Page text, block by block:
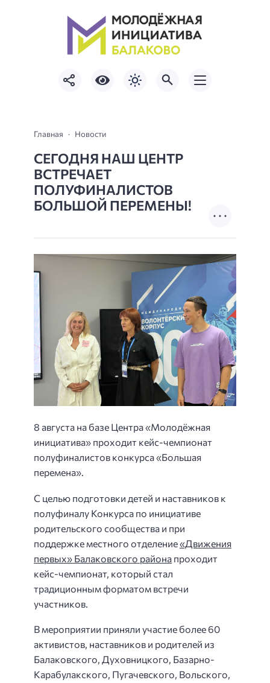
Главная Новости
СЕГОДНЯ НАШ ЦЕНТР
ВСТРЕЧАЕТ
ПОЛУФИНАЛИСТОВ
БОЛЬШОЙ ПЕРЕМЕНЫ!
8 августа на базе Центра «Молодёжная
инициатива» проходит кейс-чемпионат
полуфиналистов конкурса «Большая
перемена».
С целью подготовки детей и наставников к
полуфиналу Конкурса по инициативе
родительского сообщества и при
поддержке местного отделение«Движения
первых» Балаковского района проходит
кейс-чемпионат, который стал
традиционным форматом встречи
участников.
В мероприятии приняли участие более 60
активистов, наставников и родителей из
Балаковского, Духовницкого, Базарно-
Карабулакского, Пугачевского, Вольского,